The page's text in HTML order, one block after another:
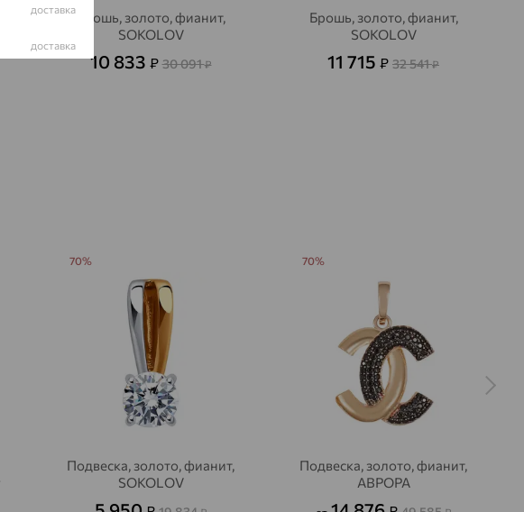
Брошь, золото, фианит,
SOKOLOV
10 833 ₽ 30 091₽
Брошь, золото, фианит,
SOKOLOV
11 715 ₽ 32 541₽
Подвеска, золото, фианит,
SOKOLOV
70%
Подвеска, золото, фианит,
АВРОРА
70%
доставка
доставка
доставка